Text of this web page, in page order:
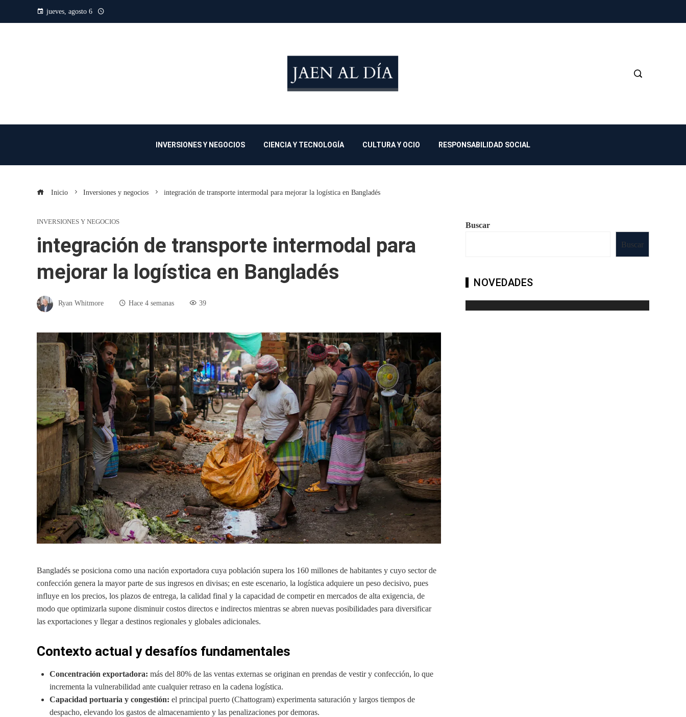
jueves, agosto 6
INVERSIONES Y NEGOCIOS CIENCIA Y TECNOLOGÍA CULTURA Y OCIO RESPONSABILIDAD SOCIAL
Inicio Inversiones y negocios integración de transporte intermodal para mejorar la logística en Bangladés
INVERSIONES Y NEGOCIOS
integración de transporte intermodal para
mejorar la logística en Bangladés
Ryan Whitmore Hace 4 semanas 39
Bangladés se posiciona como una nación exportadora cuya población supera los 160 millones de habitantes y cuyo sector de
confección genera la mayor parte de sus ingresos en divisas; en este escenario, la logística adquiere un peso decisivo, pues
influye en los precios, los plazos de entrega, la calidad final y la capacidad de competir en mercados de alta exigencia, de
modo que optimizarla supone disminuir costos directos e indirectos mientras se abren nuevas posibilidades para diversificar
las exportaciones y llegar a destinos regionales y globales adicionales.
Contexto actual y desafíos fundamentales
Concentración exportadora: más del 80% de las ventas externas se originan en prendas de vestir y confección, lo que
incrementa la vulnerabilidad ante cualquier retraso en la cadena logística.
Capacidad portuaria y congestión: el principal puerto (Chattogram) experimenta saturación y largos tiempos de
despacho, elevando los gastos de almacenamiento y las penalizaciones por demoras.
Buscar
Buscar
NOVEDADES